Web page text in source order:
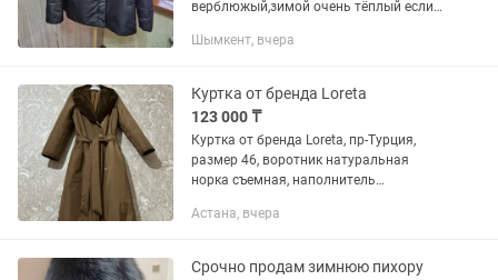
верблюжый,зимой очень тёплый если
померить.Роз 50-52
Шымкент, вчера
Куртка от бренда Loreta
123 000 ₸
Куртка от бренда Loreta, пр-Турция,
размер 46, воротник натуральная
норка съемная, наполнитель
Астана, вчера
Срочно продам зимнюю пихору